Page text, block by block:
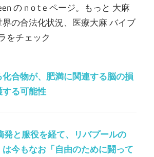
の n o t e ページ。もっと 大麻
の合法化状況、医療大麻 バイブ
をチェック
合物が、肥満に関連する脳の損
る可能性
発と服役を経て、リバプールの
は今もなお「自由のために闘って